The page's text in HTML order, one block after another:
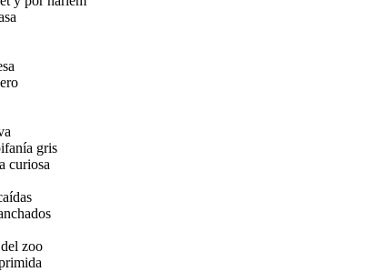
gris
curiosa
zoo